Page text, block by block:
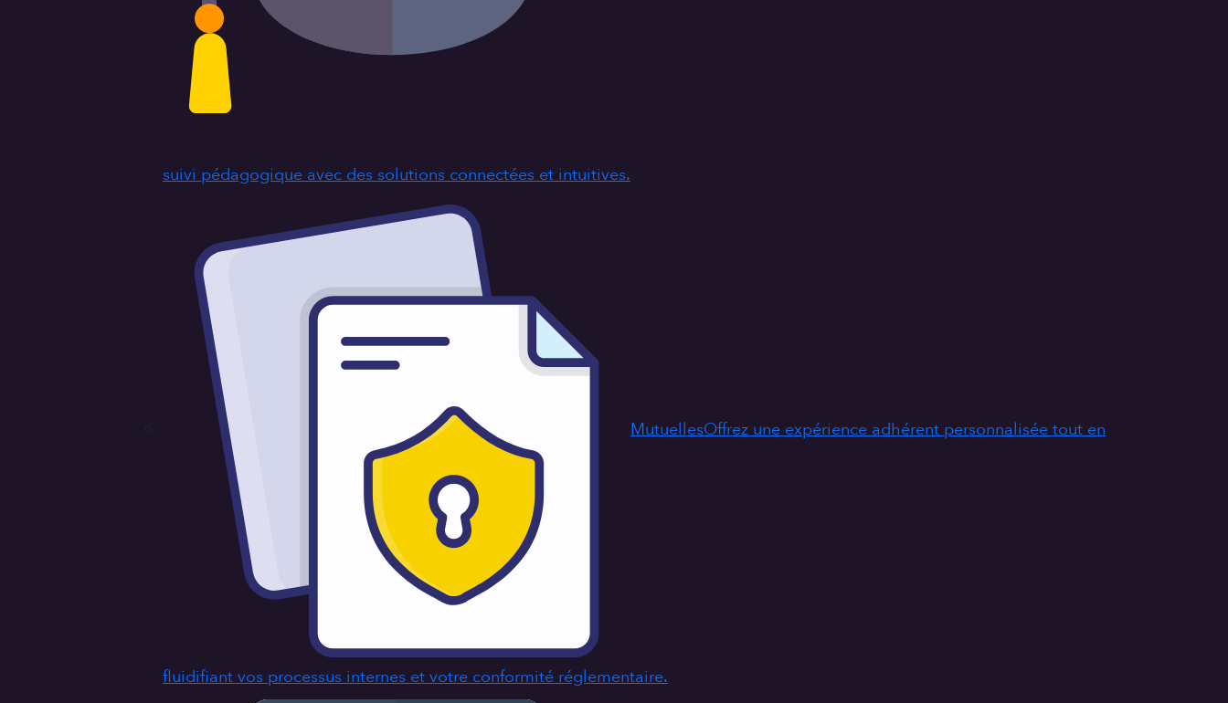
suivi pédagogique avec des solutions connectées et intuitives.
MutuellesOffrez une expérience adhérent personnalisée tout en
fluidifiant vos processus internes et votre conformité réglementaire.